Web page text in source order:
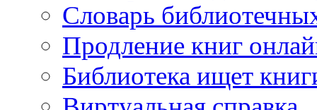
Словарь
Продление книг
Библиотека ищет